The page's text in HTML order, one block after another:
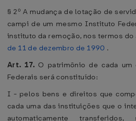
§ 2º A mudança de lotação de
campi de um mesmo Instituto
instituto da remoção, nos termos do
de 11 de dezembro de 1990 .
Art. 17. O patrimônio de cada
Federais será constituído:
I - pelos bens e direitos que
cada uma das instituições que o
automaticamente